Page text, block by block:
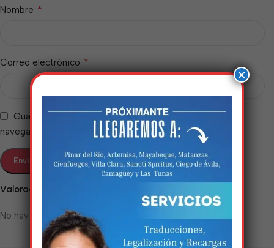
Valoraciones
No hay valoraciones aún.
Nombre *
Correo electrónico *
Guarda mi nombre, correo electrónico y web en este
navegador para la próxima vez que comente.
×
Estamos trabalhando
nisso!
Em breve, esta página estará
disponível com novidades